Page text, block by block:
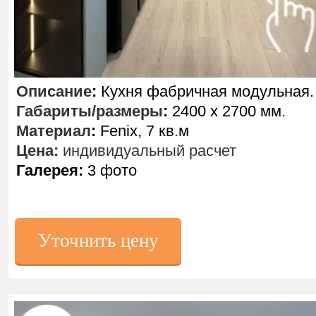
Уточнить цену
Описание: Кухня фабричная модульная.
Габариты/размеры: 2400 х 2700 мм.
Материал: Fenix, 7 кв.м
Цена: индивидуальный расчет
Галерея: 3 фото